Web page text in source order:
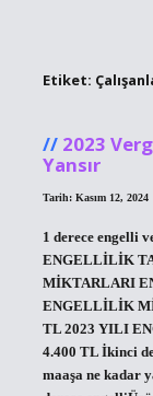
Etiket:
2023
Yansır
Tarih: Kasım 12, 2024
1 derece engelli
ENGELLİLİK
MİKTARLARI
ENGELLİLİK
TL 2023 YILI
4.400 TL İkinci
maaşa ne kadar